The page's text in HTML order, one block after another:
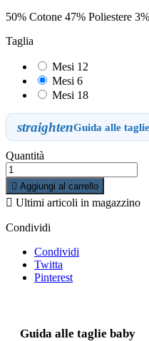
50% Cotone 47% Poliestere
Taglia
Mesi 12
Mesi 6
Mesi 18
straightenGuida alle taglie
Quantità
 Aggiungi al carrello
 Ultimi articoli in magazzino
Condividi
Condividi
Twitta
Pinterest
Guida alle taglie baby